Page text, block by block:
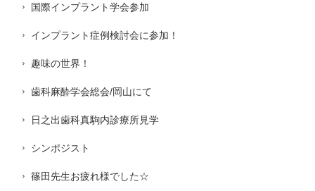
国際インプラント学会参加
インプラント症例検討会に参加！
趣味の世界！
歯科麻酔学会総会/岡山にて
日之出歯科真駒内診療所見学
シンポジスト
篠田先生お疲れ様でした☆